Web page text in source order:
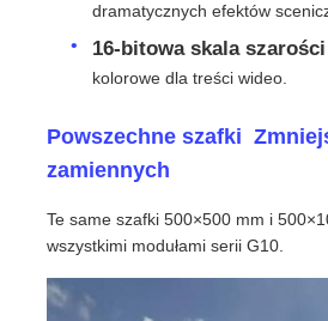
dramatycznych efektów
16-bitowa skala szarości
kolorowe dla treści wideo.
Powszechne szafki
zamiennych
Te same szafki 500×500 mm i
wszystkimi modułami serii G10.